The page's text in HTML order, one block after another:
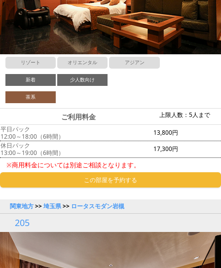
リゾート オリエンタル アジアン
新着 少人数向け
茶系
上限人数：5人まで
ご利用料金
平日パック
12:00～18:00（6時間）
13,800円
休日パック
13:00～19:00（6時間）
17,300円
※商用料金については別途ご相談となります。
この部屋を予約する
関東地方>>埼玉県>> ロータスモダン岩槻
205